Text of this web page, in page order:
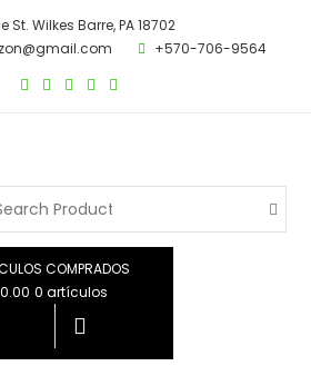
St. Wilkes Barre, PA 18702
+570-706-9564
COMPRADOS
0 artículos